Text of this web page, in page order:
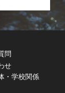
問
せ
・学校関係